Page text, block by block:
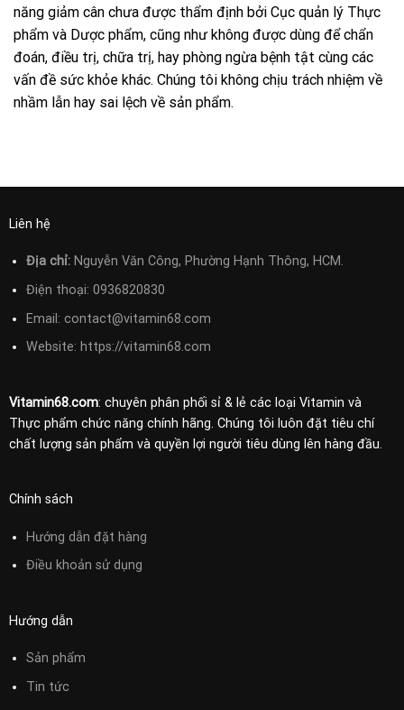
năng giảm cân chưa được thẩm định bởi Cục quản lý Thực
phẩm và Dược phẩm, cũng như không được dùng để chẩn
đoán, điều trị, chữa trị, hay phòng ngừa bệnh tật cùng các
vấn đề sức khỏe khác. Chúng tôi không chịu trách nhiệm về
nhầm lẫn hay sai lệch về sản phẩm.
Liên hệ
Địa chỉ:Nguyễn Văn Công, Phường Hạnh Thông, HCM.
Điện thoại: 0936820830
Email: contact@vitamin68.com
Website: https://vitamin68.com
Vitamin68.com: chuyên phân phối sỉ & lẻ các loại Vitamin và
Thực phẩm chức năng chính hãng. Chúng tôi luôn đặt tiêu chí
chất lượng sản phẩm và quyền lợi người tiêu dùng lên hàng đầu.
Chính sách
Hướng dẫn đặt hàng
Điều khoản sử dụng
Hướng dẫn
Sản phẩm
Tin tức